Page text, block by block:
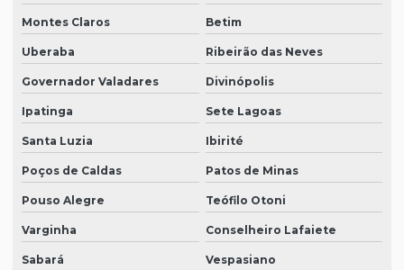
Montes Claros Betim
Uberaba Ribeirão das Neves
Governador Valadares Divinópolis
Ipatinga Sete Lagoas
Santa Luzia Ibirité
Poços de Caldas Patos de Minas
Pouso Alegre Teófilo Otoni
Varginha Conselheiro Lafaiete
Sabará Vespasiano